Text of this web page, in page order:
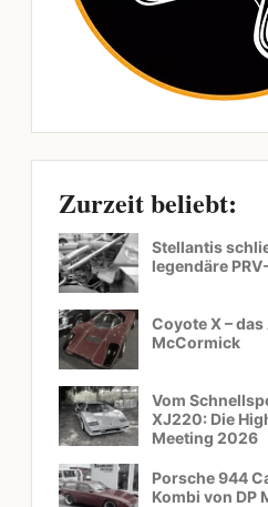
Zurzeit beliebt:
Stellantis
legendäre
Coyote X –
McCormick
Vom
XJ220: Die
Meeting 2026
Porsche 944
Kombi von DP